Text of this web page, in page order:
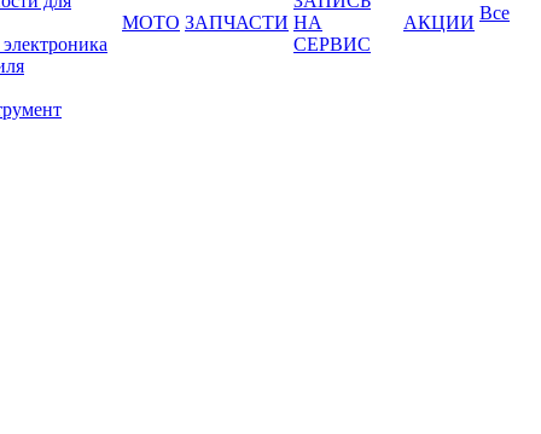
МОТО ЗАПЧАСТИ НА
СЕРВИС
АКЦИИ Все